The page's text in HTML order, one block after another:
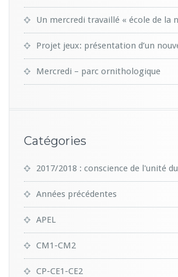
Un mercredi travaillé « école de la
Projet jeux: présentation d’un
Mercredi – parc ornithologique
Catégories
2017/2018 : conscience de l'unité
Années précédentes
APEL
CM1-CM2
CP-CE1-CE2